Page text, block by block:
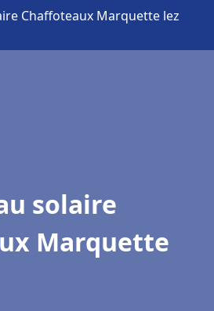
Chaffoteaux Marquette lez
solaire
Marquette